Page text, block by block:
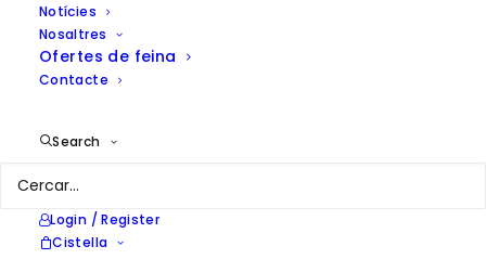
Notícies
Nosaltres
Ofertes de feina
Contacte
Search
Login / Register
Cistella
Client
LocalRES
Year
Services